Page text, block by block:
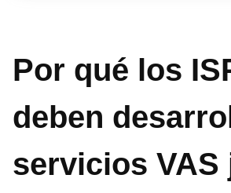
Por qué los
deben
servicios VAS